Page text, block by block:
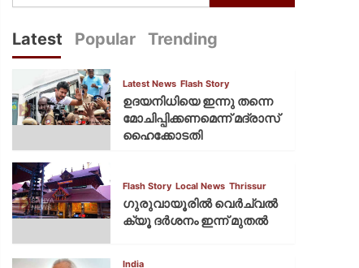
Latest Popular Trending
Latest News Flash Story
ഉദയനിധിയെ ഇന്നു തന്നെ
മോചിപ്പിക്കണമെന്ന് മദ്രാസ്
ഹൈക്കോടതി
Flash Story Local News Thrissur
ഗുരുവായൂരില്‍ വെര്‍ച്വല്‍
ക്യൂ ദര്‍ശനം ഇന്ന് മുതല്‍
India